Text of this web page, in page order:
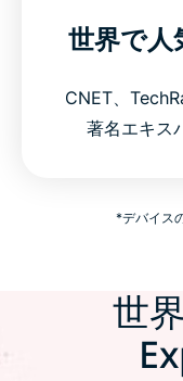
世界で人
CNET、
著名エキス
*デバイス
世